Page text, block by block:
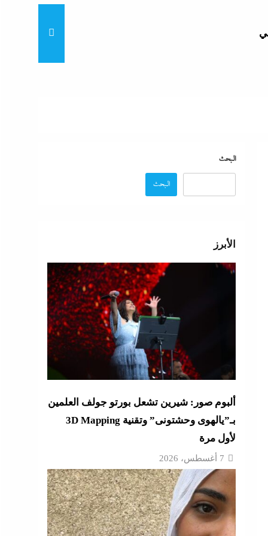
البحث
البحث
الأبرز
ألبوم صور: شيرين تشعل بورتو جولف العلمين
بـ”يالهوى وحشتونى” وتقنية 3D Mapping
لأول مرة
7 أغسطس، 2026